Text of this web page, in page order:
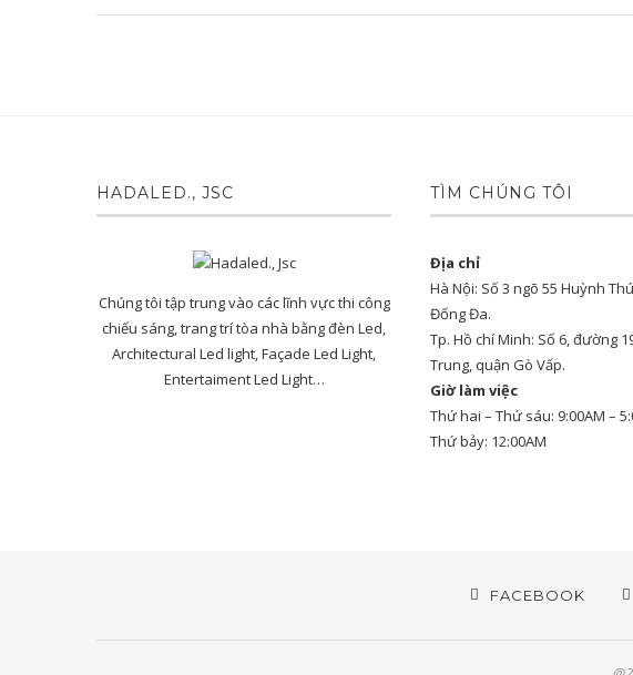
HADALED., JSC
Chúng tôi tập trung vào các lĩnh vực thi công
chiếu sáng, trang trí tòa nhà bằng đèn Led,
Architectural Led light, Façade Led Light,
Entertaiment Led Light…
TÌM CHÚNG TÔI
Địa chỉ
Hà Nội: Số 3 ngõ 55 Huỳnh
Đống Đa.
Tp. Hồ chí Minh: Số 6, đường
Trung, quận Gò Vấp.
Giờ làm việc
Thứ hai – Thứ sáu: 9:00AM –
Thứ bảy: 12:00AM
FACEBOOK